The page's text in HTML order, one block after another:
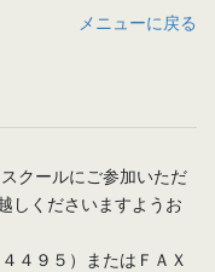
メニューに戻る
クールにご参加いただ
しくださいますようお
４９５）またはＦＡＸ